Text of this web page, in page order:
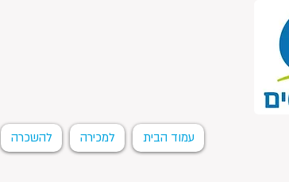
עמוד הבית למכירה להשכרה